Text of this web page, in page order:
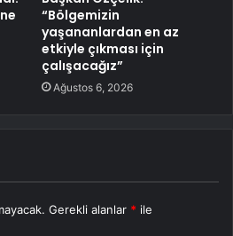
“Bölgemizin
yaşananlardan en az
etkiyle çıkması için
çalışacağız”
Ağustos 6, 2026
Gerekli alanlar * ile